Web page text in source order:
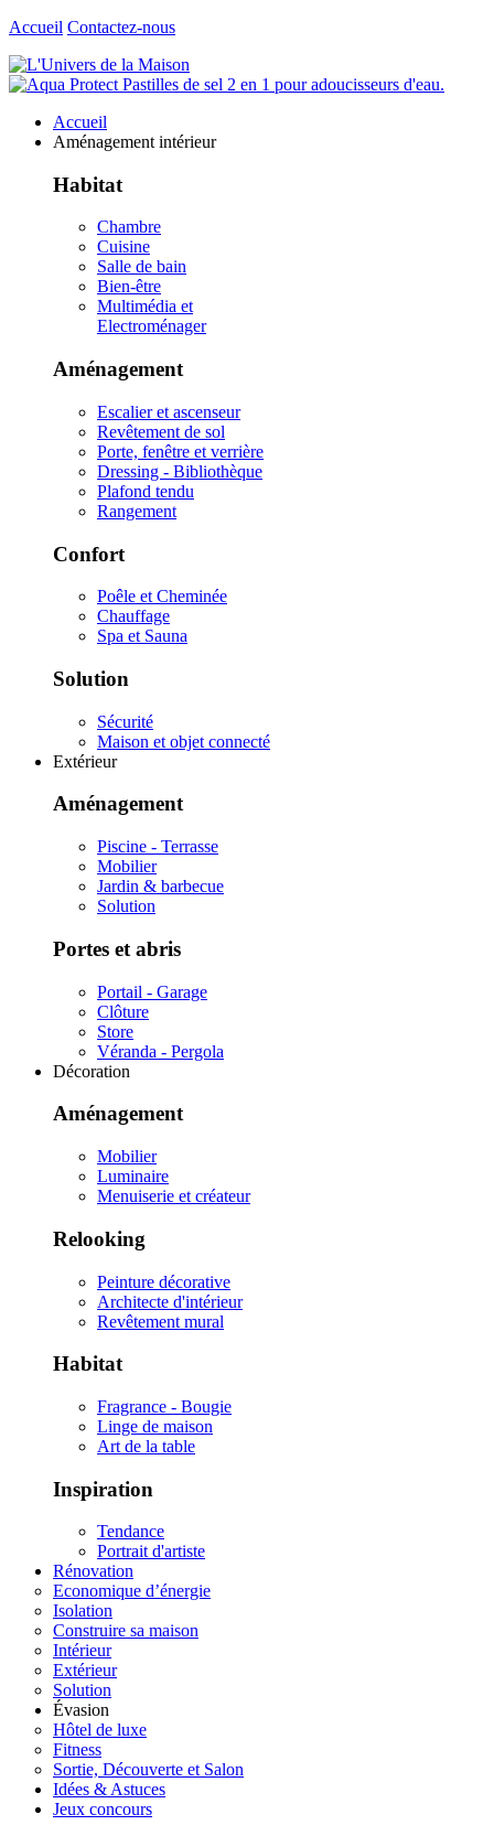
Accueil Contactez-nous
Accueil
Aménagement intérieur
Habitat
Chambre
Cuisine
Salle de bain
Bien-être
Multimédia et
Electroménager
Aménagement
Escalier et ascenseur
Revêtement de sol
Porte, fenêtre et verrière
Dressing - Bibliothèque
Plafond tendu
Rangement
Confort
Poêle et Cheminée
Chauffage
Spa et Sauna
Solution
Sécurité
Maison et objet connecté
Extérieur
Aménagement
Piscine - Terrasse
Mobilier
Jardin & barbecue
Solution
Portes et abris
Portail - Garage
Clôture
Store
Véranda - Pergola
Décoration
Aménagement
Mobilier
Luminaire
Menuiserie et créateur
Relooking
Peinture décorative
Architecte d'intérieur
Revêtement mural
Habitat
Fragrance - Bougie
Linge de maison
Art de la table
Inspiration
Tendance
Portrait d'artiste
Rénovation
Economique d’énergie
Isolation
Construire sa maison
Intérieur
Extérieur
Solution
Évasion
Hôtel de luxe
Fitness
Sortie, Découverte et Salon
Idées & Astuces
Jeux concours